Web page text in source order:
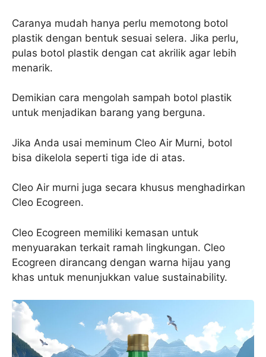
Caranya mudah hanya perlu memotong botol
plastik dengan bentuk sesuai selera. Jika perlu,
pulas botol plastik dengan cat akrilik agar lebih
menarik.
Demikian cara mengolah sampah botol plastik
untuk menjadikan barang yang berguna.
Jika Anda usai meminum Cleo Air Murni, botol
bisa dikelola seperti tiga ide di atas.
Cleo Air murni juga secara khusus menghadirkan
Cleo Ecogreen.
Cleo Ecogreen memiliki kemasan untuk
menyuarakan terkait ramah lingkungan. Cleo
Ecogreen dirancang dengan warna hijau yang
khas untuk menunjukkan value sustainability.